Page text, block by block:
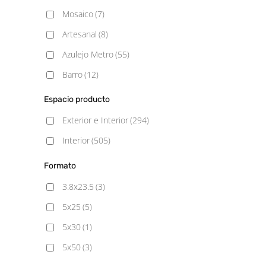
Pulido (25)
Satinado (11)
Semipulido(2)
Mosaico(7)
Artesanal (8)
Azulejo Metro(55)
Barro(12)
Blancos (2)
Cemento
(92)
Decorado (13)
Espacio producto
Exterior e Interior(294)
Interior(505)
Formato
3.8x23.5 (3)
5x25 (5)
5x30 (1)
5x50 (3)